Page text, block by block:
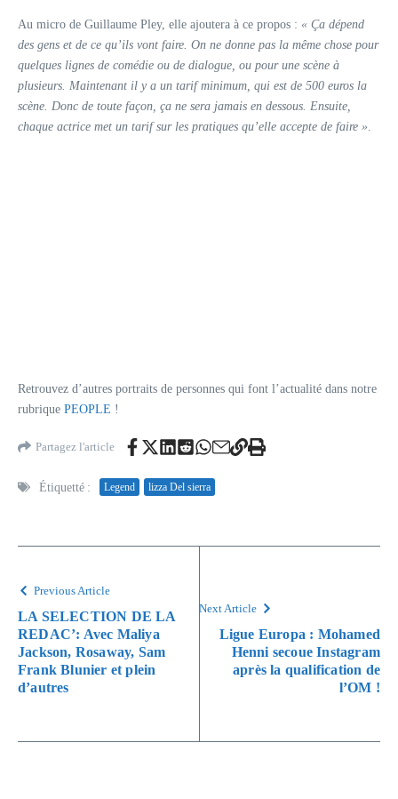
Au micro de Guillaume Pley, elle ajoutera à ce propos : « Ça dépend
des gens et de ce qu’ils vont faire. On ne donne pas la même chose pour
quelques lignes de comédie ou de dialogue, ou pour une scène à
plusieurs. Maintenant il y a un tarif minimum, qui est de 500 euros la
scène. Donc de toute façon, ça ne sera jamais en dessous. Ensuite,
chaque actrice met un tarif sur les pratiques qu’elle accepte de faire ».
Retrouvez d’autres portraits de personnes qui font l’actualité dans notre
rubrique PEOPLE !
Partagez l'article
Étiquetté : Legend lizza Del sierra
Previous Article
LA SELECTION DE LA
REDAC’: Avec Maliya
Jackson, Rosaway, Sam
Frank Blunier et plein
d’autres
Next Article
Ligue Europa : Mohamed
Henni secoue Instagram
après la qualification de
l’OM !